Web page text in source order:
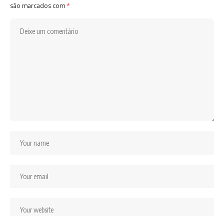
são marcados com*